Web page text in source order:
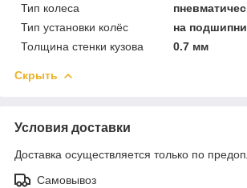
Тип колеса
Тип установки колёс
на
Толщина стенки кузова
0.7 мм
Скрыть
Условия доставки
Доставка осуществляется только по
Самовывоз